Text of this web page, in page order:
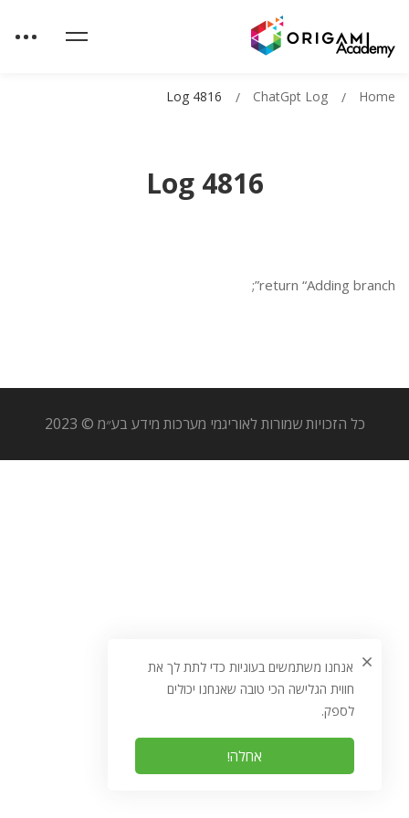
Log 4816
Home
ChatGpt Log
Log 4816
return “Adding branch”;
כל הזכויות שמורות לאוריגמי מערכות מידע בע״מ © 2023
אנחנו משתמשים בעוגיות כדי לתת לך את
חווית הגלישה הכי טובה שאנחנו יכולים
לספק.
אחלה!